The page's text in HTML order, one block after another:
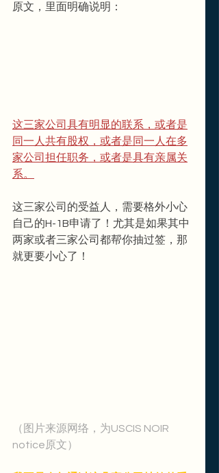
原文，里面明确说明：
这三家公司具有明显的联系，或者是
同一人共有股权，或者是同一人在多
家公司担任职务，或者是具有亲属关
系。
这三家公司的受益人，需要格外小心
自己的H-1B申请了！尤其是如果其中
两家或者三家公司都帮你抽过签，那
就更要小心了！
（图片来源网络，为USCIS NOIR
notice原文）